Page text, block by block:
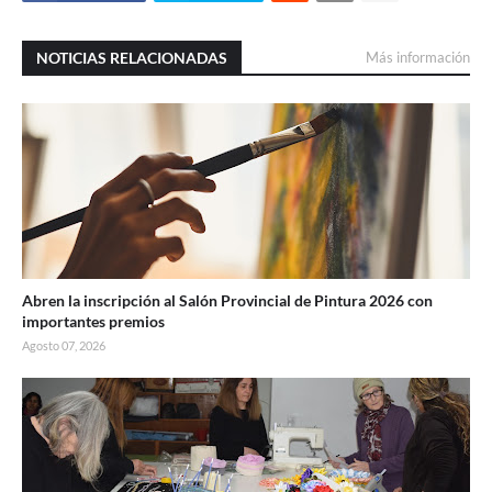
NOTICIAS RELACIONADAS Más información
Abren la inscripción al Salón Provincial de Pintura 2026 con
importantes premios
Agosto 07, 2026